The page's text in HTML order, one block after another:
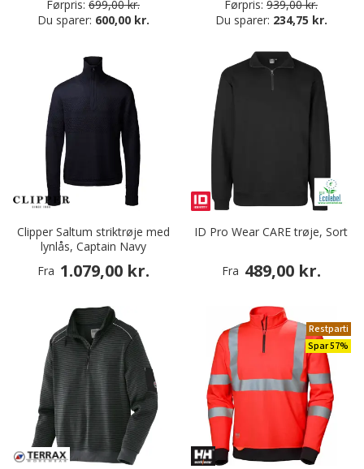
Førpris: 699,00 kr.
Du sparer: 600,00 kr.
Førpris: 939,00 kr.
Du sparer: 234,75 kr.
Clipper Saltum striktrøje med
lynlås, Captain Navy
Fra 1.079,00 kr.
ID Pro Wear CARE trøje, Sort
Fra 489,00 kr.
Restparti
Spar 57%